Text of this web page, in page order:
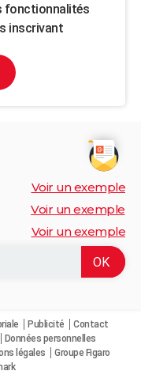
fonctionnalités
inscrivant
Voir un exemple
Voir un exemple
Voir un exemple
Publicité
Contact
Données personnelles
légales
Groupe Figaro